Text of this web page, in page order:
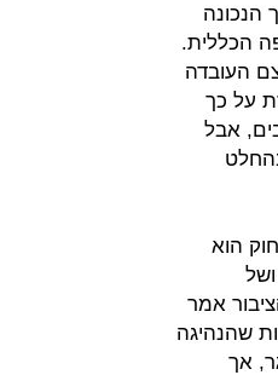
הנכונה
הכללית.
העובדה
על כך
אבל
הוא
אמר
שהנהיגה
אך